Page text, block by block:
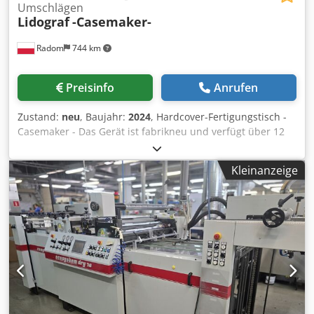
Radom 744 km
Umschlägen
Lidograf-Casemaker-
Preisinfo Anrufen
Zustand: neu, Baujahr: 2024, Hardcover-Fertigungstisch -
Casemaker - Das Gerät ist fabrikneu und verfügt über 12
Monate Garantie. Europäische Produktion unter
Verwendung von Markenkomponenten. Arbeitsablauf: Der
Bediener legt das Überzugsmaterial manuell in die
Leimstation, in der der Heißleim automatisch aufgetragen
wird (Betriebstemperatur 60-70 °C). Ein mit Leim
versehenes Blatt des Überzugsmaterials wird vom
Bediener manuell auf den Saugtisch gelegt. Danach
werden die Kartonzuschnitte sowie der Buchrücken
ebenfalls manuell aufgelegt. Cedpfx Aceziyvbsyoha Der
vorpräparierte Umschlag wird daraufhin manuell in das
Gerätemodul eingelegt, welches mittels patentiertem
Bürstensystem die Überzugsmaterialien am oberen und
Kleinanzeige